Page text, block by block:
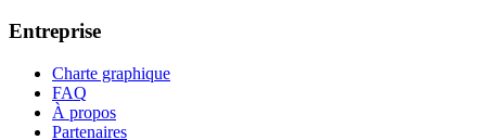
Entreprise
Charte graphique
FAQ
À propos
Partenaires